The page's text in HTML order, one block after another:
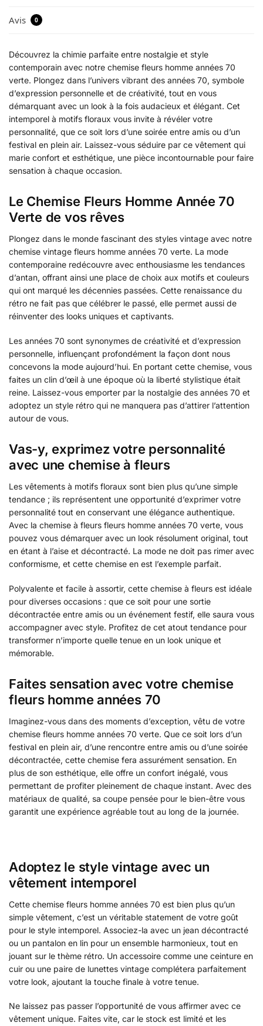
Avis 0
Découvrez la chimie parfaite entre nostalgie et style
contemporain avec notre chemise fleurs homme années 70
verte. Plongez dans l’univers vibrant des années 70, symbole
d’expression personnelle et de créativité, tout en vous
démarquant avec un look à la fois audacieux et élégant. Cet
intemporel à motifs floraux vous invite à révéler votre
personnalité, que ce soit lors d’une soirée entre amis ou d’un
festival en plein air. Laissez-vous séduire par ce vêtement qui
marie confort et esthétique, une pièce incontournable pour faire
sensation à chaque occasion.
Le Chemise Fleurs Homme Année 70
Verte de vos rêves
Plongez dans le monde fascinant des styles vintage avec notre
chemise vintage fleurs homme années 70 verte. La mode
contemporaine redécouvre avec enthousiasme les tendances
d’antan, offrant ainsi une place de choix aux motifs et couleurs
qui ont marqué les décennies passées. Cette renaissance du
rétro ne fait pas que célébrer le passé, elle permet aussi de
réinventer des looks uniques et captivants.
Les années 70 sont synonymes de créativité et d’expression
personnelle, influençant profondément la façon dont nous
concevons la mode aujourd’hui. En portant cette chemise, vous
faites un clin d’œil à une époque où la liberté stylistique était
reine. Laissez-vous emporter par la nostalgie des années 70 et
adoptez un style rétro qui ne manquera pas d’attirer l’attention
autour de vous.
Vas-y, exprimez votre personnalité
avec une chemise à fleurs
Les vêtements à motifs floraux sont bien plus qu’une simple
tendance ; ils représentent une opportunité d’exprimer votre
personnalité tout en conservant une élégance authentique.
Avec la chemise à fleurs fleurs homme années 70 verte, vous
pouvez vous démarquer avec un look résolument original, tout
en étant à l’aise et décontracté. La mode ne doit pas rimer avec
conformisme, et cette chemise en est l’exemple parfait.
Polyvalente et facile à assortir, cette chemise à fleurs est idéale
pour diverses occasions : que ce soit pour une sortie
décontractée entre amis ou un événement festif, elle saura vous
accompagner avec style. Profitez de cet atout tendance pour
transformer n’importe quelle tenue en un look unique et
mémorable.
Faites sensation avec votre chemise
fleurs homme années 70
Imaginez-vous dans des moments d’exception, vêtu de votre
chemise fleurs homme années 70 verte. Que ce soit lors d’un
festival en plein air, d’une rencontre entre amis ou d’une soirée
décontractée, cette chemise fera assurément sensation. En
plus de son esthétique, elle offre un confort inégalé, vous
permettant de profiter pleinement de chaque instant. Avec des
matériaux de qualité, sa coupe pensée pour le bien-être vous
garantit une expérience agréable tout au long de la journée.
Adoptez le style vintage avec un
vêtement intemporel
Cette chemise fleurs homme années 70 est bien plus qu’un
simple vêtement, c’est un véritable statement de votre goût
pour le style intemporel. Associez-la avec un jean décontracté
ou un pantalon en lin pour un ensemble harmonieux, tout en
jouant sur le thème rétro. Un accessoire comme une ceinture en
cuir ou une paire de lunettes vintage complétera parfaitement
votre look, ajoutant la touche finale à votre tenue.
Ne laissez pas passer l’opportunité de vous affirmer avec ce
vêtement unique. Faites vite, car le stock est limité et les